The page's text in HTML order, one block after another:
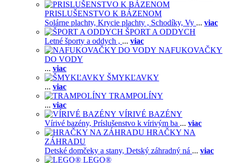
PRISLUŠENSTVO K BÁZENOM
Solárne plachty, Krycie plachty , Schodíky, Vy ... viac
ŠPORT A ODDYCH
Letné športy a oddych , ... viac
NAFUKOVAČKY
DO VODY
... viac
ŠMYKĽAVKY
... viac
TRAMPOLÍNY
... viac
VÍRIVÉ BAZÉNY
Vírivé bazény, Príslušenstvo k vírivým ba ... viac
HRAČKY NA
ZÁHRADU
Detské domčeky a stany, Detský záhradný ná ... viac
LEGO®